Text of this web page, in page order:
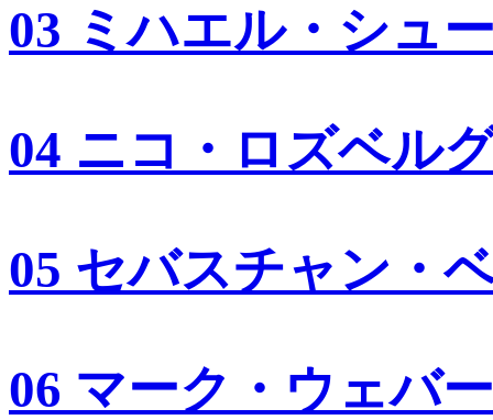
03 ミハエル・シュ
04 ニコ・ロズベル
05 セバスチャン・
06 マーク・ウェバー